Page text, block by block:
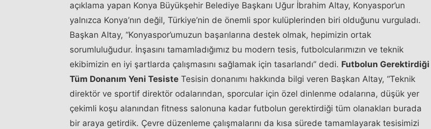
açıklama yapan Konya Büyükşehir Belediye Başkanı Uğur İbrahim Altay, Konyaspor’un
yalnızca Konya’nın değil, Türkiye’nin de önemli spor kulüplerinden biri olduğunu vurguladı.
Başkan Altay, “Konyaspor’umuzun başarılarına destek olmak, hepimizin ortak
sorumluluğudur. İnşasını tamamladığımız bu modern tesis, futbolcularımızın ve teknik
ekibimizin en iyi şartlarda çalışmasını sağlamak için tasarlandı” dedi. Futbolun Gerektirdiği
Tüm Donanım Yeni Tesiste Tesisin donanımı hakkında bilgi veren Başkan Altay, “Teknik
direktör ve sportif direktör odalarından, sporcular için özel dinlenme odalarına, düşük yer
çekimli koşu alanından fitness salonuna kadar futbolun gerektirdiği tüm olanakları burada
bir araya getirdik. Çevre düzenleme çalışmalarını da kısa sürede tamamlayarak tesisimizi